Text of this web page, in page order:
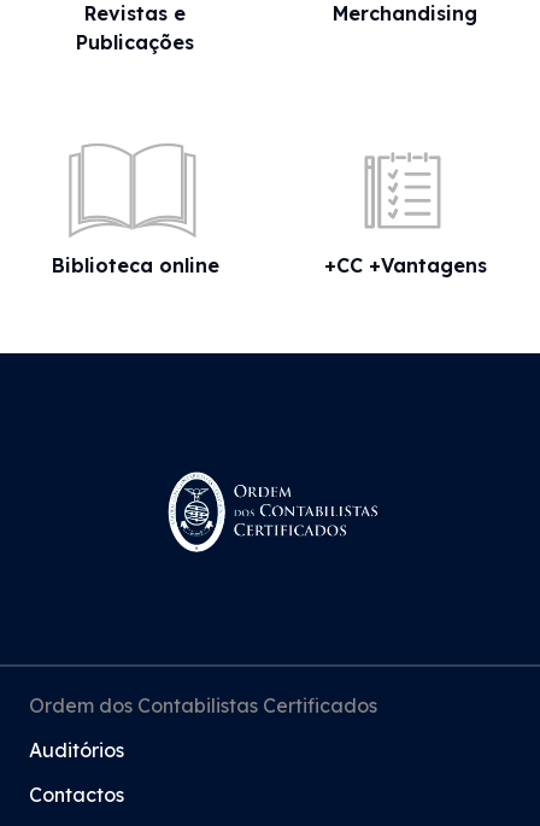
Revistas e
Publicações
Merchandising
Biblioteca online +CC +Vantagens
Ordem dos Contabilistas Certificados
Auditórios
Contactos